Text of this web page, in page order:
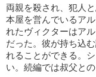
両親を殺され、犯人
本屋を営んでいるア
れたヴィクターはア
だった。彼が持ち込
れることができる。
い。続編では叔父との